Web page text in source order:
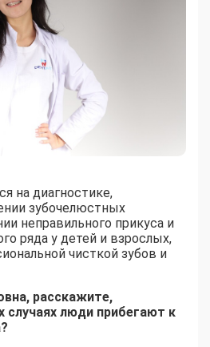
на диагностике,
зубочелюстных
неправильного прикуса и
ряда у детей и взрослых,
чисткой зубов и
расскажите,
случаях люди прибегают к